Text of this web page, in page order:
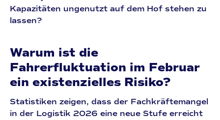
Kapazitäten ungenutzt auf dem Hof stehen zu
lassen?
Warum ist die
Fahrerfluktuation im Februar
ein existenzielles Risiko?
Statistiken zeigen, dass der Fachkräftemangel
in der Logistik 2026 eine neue Stufe erreicht